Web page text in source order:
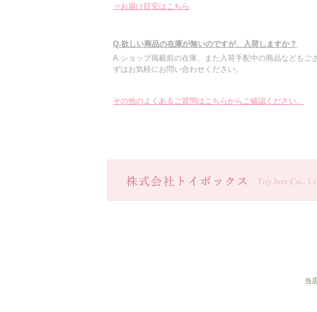
⇒お届け目安はこちら
Q.欲しい商品の在庫が無いのですが、入荷しますか？
A.ショップ掲載前の在庫、また入荷手配中の商品などもご
ずはお気軽にお問い合わせください。
その他のよくあるご質問はこちらからご確認ください。
当